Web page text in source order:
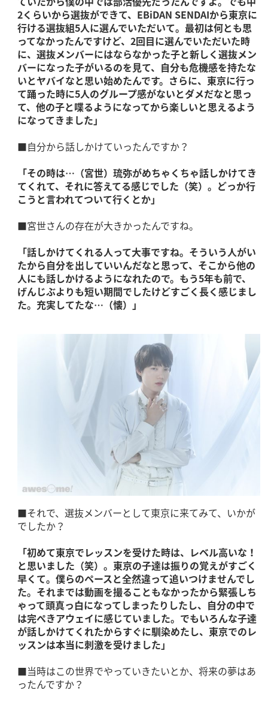
2くらいから選抜ができて、EBiDAN SENDAIから東京に
行ける選抜組5人に選んでいただいて。最初は何とも思
ってなかったんですけど、2回目に選んでいただいた時
に、選抜メンバーにはならなかった子と新しく選抜メン
バーになった子がいるのを見て、自分も危機感を持たな
いとヤバイなと思い始めたんです。さらに、東京に行っ
て踊った時に5人のグループ感がないとダメだなと思っ
て、他の子と喋るようになってから楽しいと思えるよう
になってきました」
■自分から話しかけていったんですか？
「その時は…（宮世）琉弥がめちゃくちゃ話しかけてき
てくれて、それに答えてる感じでした（笑）。どっか行
こうと言われてついて行くとか」
■宮世さんの存在が大きかったんですね。
「話しかけてくれる人って大事ですね。そういう人がい
たから自分を出していいんだなと思って、そこから他の
人にも話しかけるようになれたので。もう5年も前で、
げんじぶよりも短い期間でしたけどすごく長く感じまし
た。充実してたな…（懐）」
■それで、選抜メンバーとして東京に来てみて、いかが
でしたか？
「初めて東京でレッスンを受けた時は、レベル高いな！
と思いました（笑）。東京の子達は振りの覚えがすごく
早くて。僕らのペースと全然違って追いつけませんでし
た。それまでは動画を撮ることもなかったから緊張しち
ゃって頭真っ白になってしまったりしたし、自分の中で
は完ぺきアウェイに感じていました。でもいろんな子達
が話しかけてくれたからすぐに馴染めたし、東京でのレ
ッスンは本当に刺激を受けました」
■当時はこの世界でやっていきたいとか、将来の夢はあ
ったんですか？